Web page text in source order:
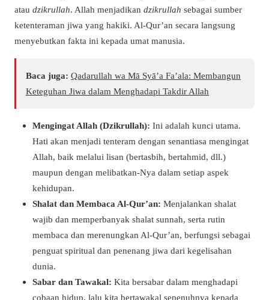
atau dzikrullah. Allah menjadikan dzikrullah sebagai sumber
ketenteraman jiwa yang hakiki. Al-Qur’an secara langsung
menyebutkan fakta ini kepada umat manusia.
Baca juga: Qadarullah wa Mā Syā’a Fa’ala: Membangun
Keteguhan Jiwa dalam Menghadapi Takdir Allah
Mengingat Allah (Dzikrullah): Ini adalah kunci utama.
Hati akan menjadi tenteram dengan senantiasa mengingat
Allah, baik melalui lisan (bertasbih, bertahmid, dll.)
maupun dengan melibatkan-Nya dalam setiap aspek
kehidupan.
Shalat dan Membaca Al-Qur’an: Menjalankan shalat
wajib dan memperbanyak shalat sunnah, serta rutin
membaca dan merenungkan Al-Qur’an, berfungsi sebagai
penguat spiritual dan penenang jiwa dari kegelisahan
dunia.
Sabar dan Tawakal: Kita bersabar dalam menghadapi
cobaan hidup, lalu kita bertawakal sepenuhnya kepada